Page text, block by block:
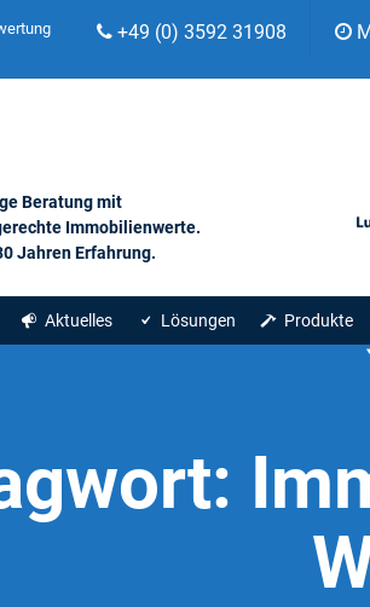
+49 (0) 3592 31908
Beratung mit
Immobilienwerte.
Jahren Erfahrung.
Aktuelles Lösungen Produkte